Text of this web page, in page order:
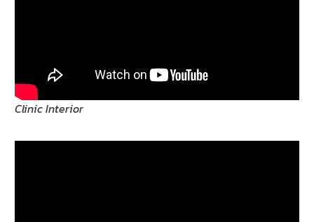
Clinic Interior